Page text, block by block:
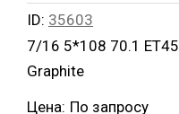
ID: 35603
7/16 5*108 70.1 ET45
Graphite
Цена: По запросу